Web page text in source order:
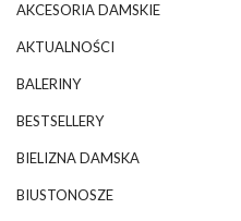
AKCESORIA DAMSKIE
AKTUALNOŚCI
BALERINY
BESTSELLERY
BIELIZNA DAMSKA
BIUSTONOSZE